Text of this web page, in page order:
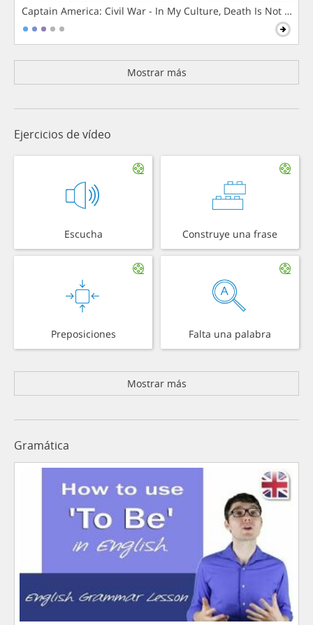
Captain America: Civil War - In My Culture, Death Is Not The
Mostrar más
Ejercicios de vídeo
Escucha Construye una frase
Preposiciones Falta una palabra
Mostrar más
Gramática